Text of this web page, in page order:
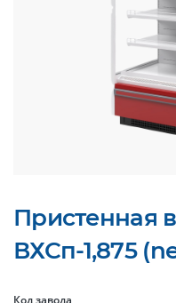
Пристенная
ВХСп-1,875
Код завода